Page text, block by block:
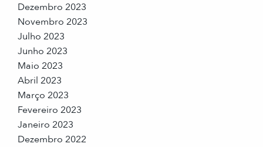
Dezembro 2023
Novembro 2023
Julho 2023
Junho 2023
Maio 2023
Abril 2023
Março 2023
Fevereiro 2023
Janeiro 2023
Dezembro 2022